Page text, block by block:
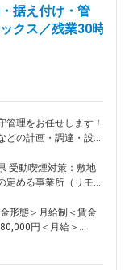
画・調達・設置・保
ます。 ＜西松
のトンネル、ダム関
や配属先については
を支えていきたいと思
社は、社内で協力し
合い、一歩ずつ成長
取得可能です。 ・フ
にも充実した手当が
発生いたしませ
据え付け・管
クス／残業30時
理をお任せします！
どの計画・調達・設置
ニティを共に描きつ
力を結集し、組織基
、中堅層社員の層を
受動喫煙対策：敷地
定める事業所（リモー
形態＞月給制＜賃金
円＜月給＞